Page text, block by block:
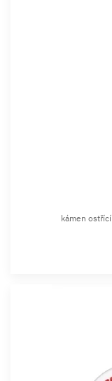
kámen